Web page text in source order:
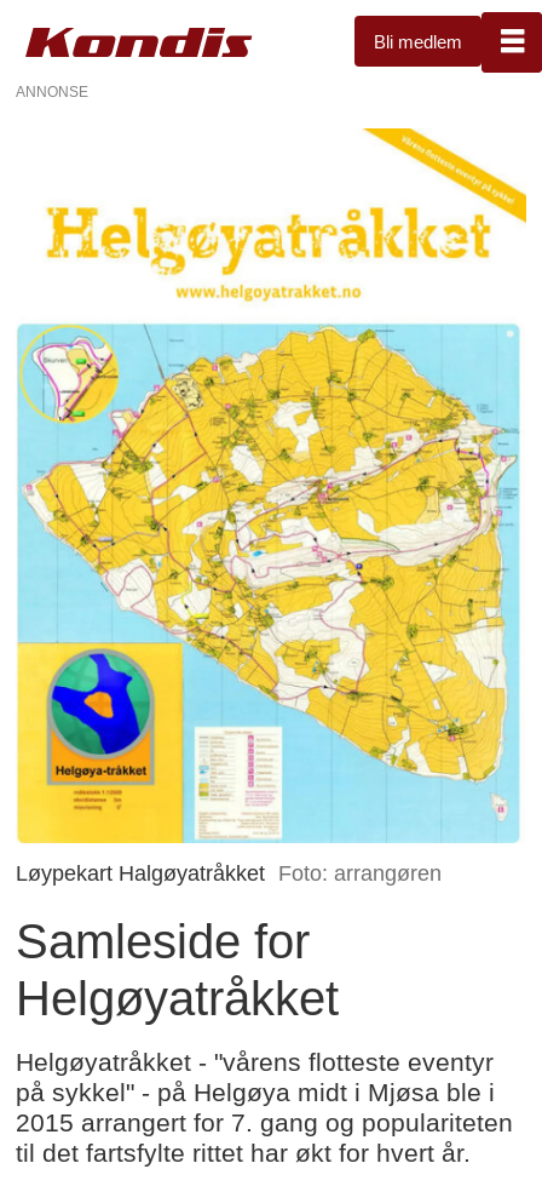
Bli medlem
ANNONSE
Løypekart Halgøyatråkket Foto: arrangøren
Samleside for
Helgøyatråkket
Helgøyatråkket - "vårens flotteste eventyr
på sykkel" - på Helgøya midt i Mjøsa ble i
2015 arrangert for 7. gang og populariteten
til det fartsfylte rittet har økt for hvert år.